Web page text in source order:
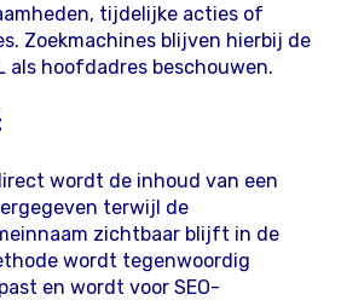
tijdelijke acties of
Zoekmachines blijven hierbij de
als hoofdadres beschouwen.
wordt de inhoud van een
terwijl de
zichtbaar blijft in de
wordt tegenwoordig
en wordt voor SEO-